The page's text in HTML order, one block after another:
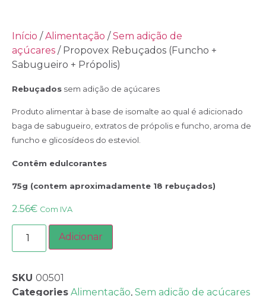
Início /Alimentação /Sem adição de
açúcares / Propovex Rebuçados (Funcho +
Sabugueiro + Própolis)
Rebuçados sem adição de açúcares
Produto alimentar à base de isomalte ao qual é adicionado
baga de sabugueiro, extratos de própolis e funcho, aroma de
funcho e glicosídeos do esteviol.
Contêm edulcorantes
75g (contem aproximadamente 18 rebuçados)
2.56€ Com IVA
Adicionar
SKU 00501
Categories Alimentação, Sem adição de açúcares